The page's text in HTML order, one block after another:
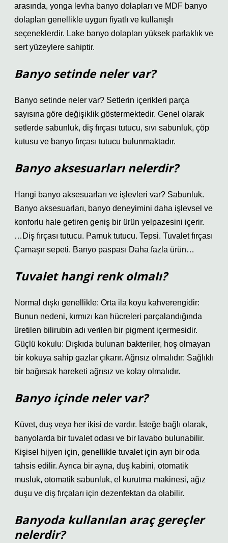
arasında, yonga levha banyo dolapları ve MDF banyo
dolapları genellikle uygun fiyatlı ve kullanışlı
seçeneklerdir. Lake banyo dolapları yüksek parlaklık ve
sert yüzeylere sahiptir.
Banyo setinde neler var?
Banyo setinde neler var? Setlerin içerikleri parça
sayısına göre değişiklik göstermektedir. Genel olarak
setlerde sabunluk, diş fırçası tutucu, sıvı sabunluk, çöp
kutusu ve banyo fırçası tutucu bulunmaktadır.
Banyo aksesuarları nelerdir?
Hangi banyo aksesuarları ve işlevleri var? Sabunluk.
Banyo aksesuarları, banyo deneyimini daha işlevsel ve
konforlu hale getiren geniş bir ürün yelpazesini içerir.
…Diş fırçası tutucu. Pamuk tutucu. Tepsi. Tuvalet fırçası
Çamaşır sepeti. Banyo paspası Daha fazla ürün…
Tuvalet hangi renk olmalı?
Normal dışkı genellikle: Orta ila koyu kahverengidir:
Bunun nedeni, kırmızı kan hücreleri parçalandığında
üretilen bilirubin adı verilen bir pigment içermesidir.
Güçlü kokulu: Dışkıda bulunan bakteriler, hoş olmayan
bir kokuya sahip gazlar çıkarır. Ağrısız olmalıdır: Sağlıklı
bir bağırsak hareketi ağrısız ve kolay olmalıdır.
Banyo içinde neler var?
Küvet, duş veya her ikisi de vardır. İsteğe bağlı olarak,
banyolarda bir tuvalet odası ve bir lavabo bulunabilir.
Kişisel hijyen için, genellikle tuvalet için ayrı bir oda
tahsis edilir. Ayrıca bir ayna, duş kabini, otomatik
musluk, otomatik sabunluk, el kurutma makinesi, ağız
duşu ve diş fırçaları için dezenfektan da olabilir.
Banyoda kullanılan araç gereçler
nelerdir?